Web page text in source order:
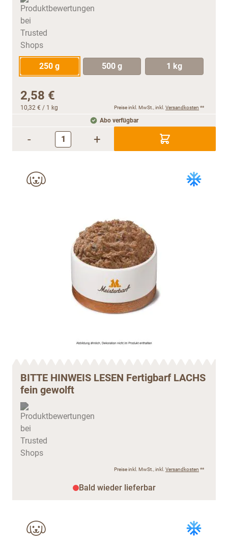
250 g 500 g 1 kg
2,58 €
10,32 € / 1 kg Preise inkl. MwSt., inkl. Versandkosten **
Abo verfügbar
- +
BITTE HINWEIS LESEN Fertigbarf LACHS
fein gewolft
Preise inkl. MwSt., inkl. Versandkosten **
Bald wieder lieferbar